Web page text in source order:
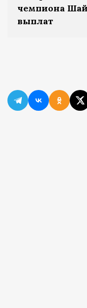
чемпиона
выплат